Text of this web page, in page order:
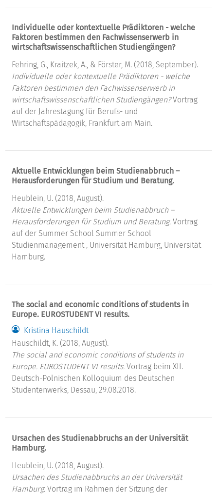
Individuelle oder kontextuelle Prädiktoren - welche
Faktoren bestimmen den Fachwissenserwerb in
wirtschaftswissenschaftlichen Studiengängen?
Fehring, G., Kraitzek, A., & Förster, M. (2018, September).
Individuelle oder kontextuelle Prädiktoren - welche
Faktoren bestimmen den Fachwissenserwerb in
wirtschaftswissenschaftlichen Studiengängen?Vortrag
auf der Jahrestagung für Berufs- und
Wirtschaftspädagogik, Frankfurt am Main.
Aktuelle Entwicklungen beim Studienabbruch –
Herausforderungen für Studium und Beratung.
Heublein, U. (2018, August).
Aktuelle Entwicklungen beim Studienabbruch –
Herausforderungen für Studium und Beratung. Vortrag
auf der Summer School Summer School
Studienmanagement , Universität Hamburg, Universität
Hamburg.
The social and economic conditions of students in
Europe. EUROSTUDENT VI results.
Kristina Hauschildt
Hauschildt, K. (2018, August).
The social and economic conditions of students in
Europe. EUROSTUDENT VI results. Vortrag beim XII.
Deutsch-Polnischen Kolloquium des Deutschen
Studentenwerks, Dessau, 29.08.2018.
Ursachen des Studienabbruchs an der Universität
Hamburg.
Heublein, U. (2018, August).
Ursachen des Studienabbruchs an der Universität
Hamburg. Vortrag im Rahmen der Sitzung der